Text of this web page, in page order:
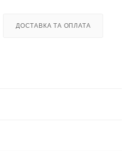
ДОСТАВКА ТА ОПЛАТА